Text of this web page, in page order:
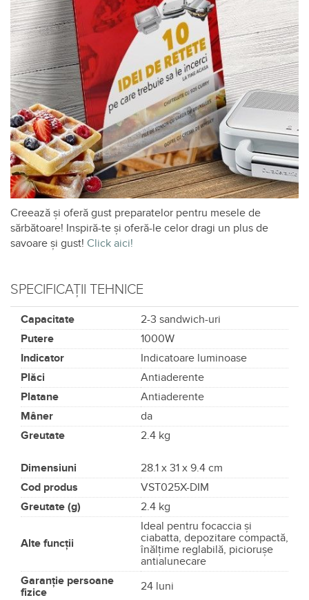
Creează şi oferă gust preparatelor pentru mesele de
sărbătoare! Inspiră-te și oferă-le celor dragi un plus de
savoare şi gust! Click aici!
SPECIFICAȚII TEHNICE
Capacitate
2-3 sandwich-uri
Putere
1000W
Indicator
Indicatoare luminoase
Plăci
Antiaderente
Platane
Antiaderente
Mâner
da
Greutate
2.4 kg
Dimensiuni
28.1 x 31 x 9.4 cm
Cod produs
VST025X-DIM
Greutate (g)
2.4 kg
Alte funcții
Ideal pentru focaccia şi
ciabatta, depozitare compactă,
înălţime reglabilă, picioruşe
antialunecare
Garanție persoane
fizice
24 luni